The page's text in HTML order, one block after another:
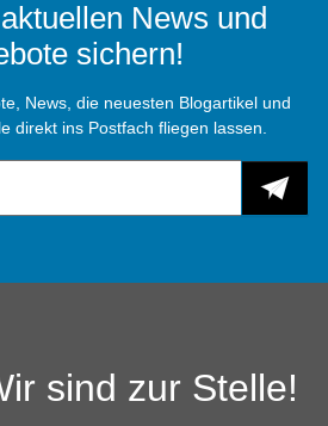
News und
sichern!
News, die neuesten Blogartikel und
direkt ins Postfach fliegen lassen.
sind zur Stelle!